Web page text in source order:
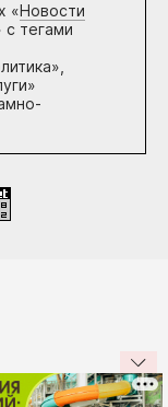
«Новости
с тегами